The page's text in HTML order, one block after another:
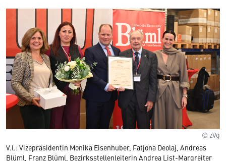
© zVg
V.l.: Vizepräsidentin Monika Eisenhuber, Fatjona Deolaj, Andreas
Blüml, Franz Blüml, Bezirksstellenleiterin Andrea List-Margreiter